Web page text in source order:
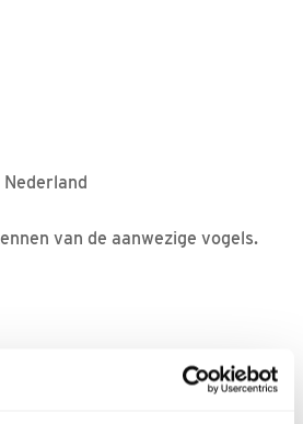
van de aanwezige vogels.
ruim 2 uur en start vanaf het